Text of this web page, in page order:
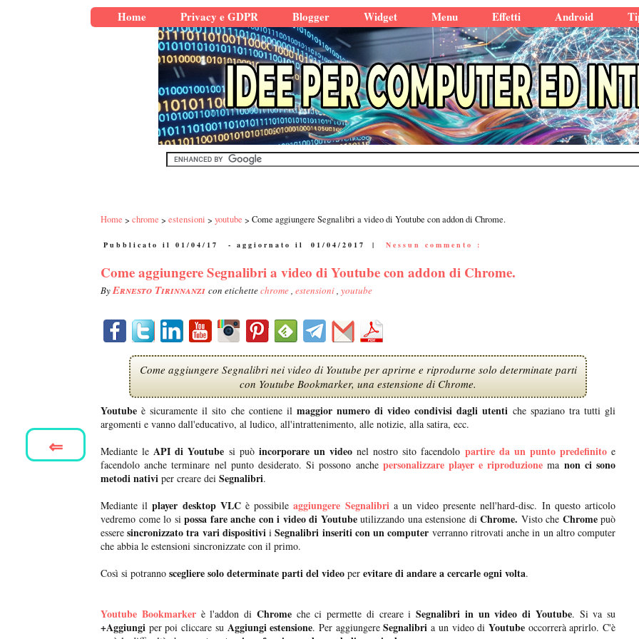
Home Privacy e GDPR Blogger Widget Menu Effetti Android
Home chrome estensioni youtube Come aggiungere Segnalibri a video di Youtube con addon di Chrome.
Pubblicato il 01/04/17 - aggiornato il 01/04/2017 | Nessun commento :
Come aggiungere Segnalibri a video di Youtube con addon di Chrome.
ByErnesto Tirinnanzi con etichettechrome, estensioni, youtube
Come aggiungere Segnalibri nei video di Youtube per aprirne e riprodurne solo determinate parti
con Youtube Bookmarker, una estensione di Chrome.
Youtube è sicuramente il sito che contiene il maggior numero di video condivisi dagli utenti che spaziano tra tutti gli
argomenti e vanno dall'educativo, al ludico, all'intrattenimento, alle notizie, alla satira, ecc.
Mediante leAPI di Youtube si può incorporare un videonel nostro sito facendolo partire da un punto predefinitoe
facendolo anche terminare nel punto desiderato. Si possono anche personalizzare player e riproduzione ma non ci sono
metodi nativi per creare dei Segnalibri.
Mediante ilplayer desktop VLCè possibileaggiungere Segnalibria un video presente nell'hard-disc. In questo articolo
vedremo come lo si possa fare anche con i video di Youtubeutilizzando una estensione di Chrome. Visto che Chromepuò
esseresincronizzato tra vari dispositiviiSegnalibri inseriti con un computer verranno ritrovati anche in un altro computer
che abbia le estensioni sincronizzate con il primo.
Così si potranno scegliere solo determinate parti del video per evitare di andare a cercarle ogni volta.
Youtube Bookmarkerè l'addon di Chrome che ci permette di creare i Segnalibri in un video di Youtube. Si va su
+Aggiungi per poi cliccare su Aggiungi estensione. Per aggiungereSegnalibri a un video di Youtube occorrerà aprirlo. C'è
⇐